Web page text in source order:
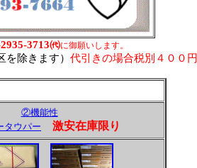
3713㈹に御願いします。
除きます） 代引きの場合税別４００円
②機能性
タウパー
激安在庫限り